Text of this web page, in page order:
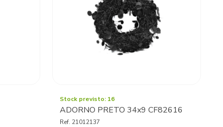
Stock previsto: 16
ADORNO PRETO 34x9 CF82616
Ref. 21012137